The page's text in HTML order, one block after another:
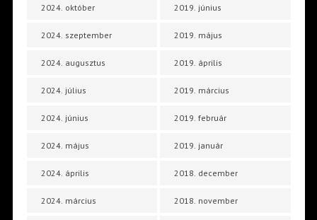
2024. október
2024. szeptember
2024. augusztus
2024. július
2024. június
2024. május
2024. április
2024. március
2019. június
2019. május
2019. április
2019. március
2019. február
2019. január
2018. december
2018. november